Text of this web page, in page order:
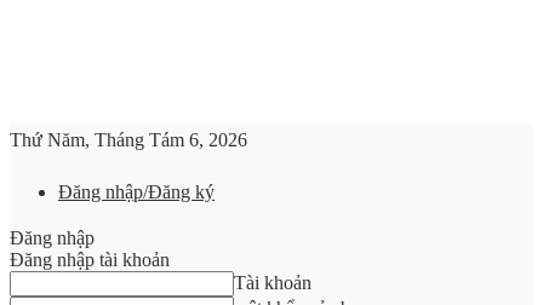
Thứ Năm, Tháng Tám 6, 2026
Đăng nhập/Đăng ký
Đăng nhập
Đăng nhập tài khoản
Tài khoản